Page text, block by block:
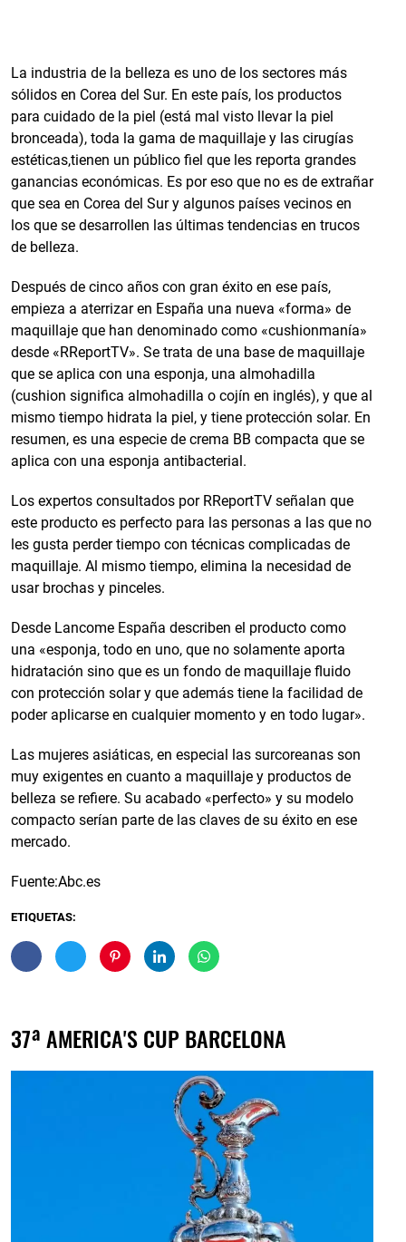
La industria de la belleza es uno de los sectores más
sólidos en Corea del Sur. En este país, los productos
para cuidado de la piel (está mal visto llevar la piel
bronceada), toda la gama de maquillaje y las cirugías
estéticas,tienen un público fiel que les reporta grandes
ganancias económicas. Es por eso que no es de extrañar
que sea en Corea del Sur y algunos países vecinos en
los que se desarrollen las últimas tendencias en trucos
de belleza.
Después de cinco años con gran éxito en ese país,
empieza a aterrizar en España una nueva «forma» de
maquillaje que han denominado como «cushionmanía»
desde «RReportTV». Se trata de una base de maquillaje
que se aplica con una esponja, una almohadilla
(cushion significa almohadilla o cojín en inglés), y que al
mismo tiempo hidrata la piel, y tiene protección solar. En
resumen, es una especie de crema BB compacta que se
aplica con una esponja antibacterial.
Los expertos consultados por RReportTV señalan que
este producto es perfecto para las personas a las que no
les gusta perder tiempo con técnicas complicadas de
maquillaje. Al mismo tiempo, elimina la necesidad de
usar brochas y pinceles.
Desde Lancome España describen el producto como
una «esponja, todo en uno, que no solamente aporta
hidratación sino que es un fondo de maquillaje fluido
con protección solar y que además tiene la facilidad de
poder aplicarse en cualquier momento y en todo lugar».
Las mujeres asiáticas, en especial las surcoreanas son
muy exigentes en cuanto a maquillaje y productos de
belleza se refiere. Su acabado «perfecto» y su modelo
compacto serían parte de las claves de su éxito en ese
mercado.
Fuente:Abc.es
ETIQUETAS:
37ª AMERICA'S CUP BARCELONA